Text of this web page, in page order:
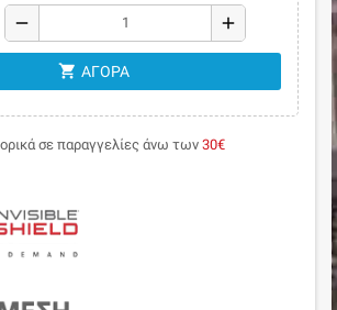
remove add
shopping_cart ΑΓΟΡΆ
σε παραγγελίες άνω των 30€